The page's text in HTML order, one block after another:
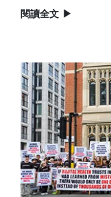
閱讀全文 ▶